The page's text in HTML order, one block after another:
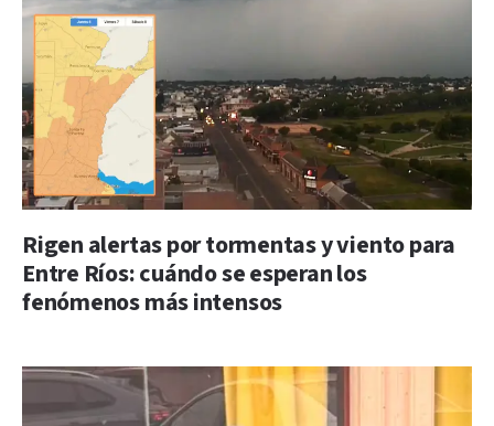
Rigen alertas por tormentas y viento para
Entre Ríos: cuándo se esperan los
fenómenos más intensos